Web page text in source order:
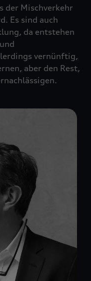
der Mischverkehr
Es sind auch
da entstehen
vernünftig,
aber den Rest,